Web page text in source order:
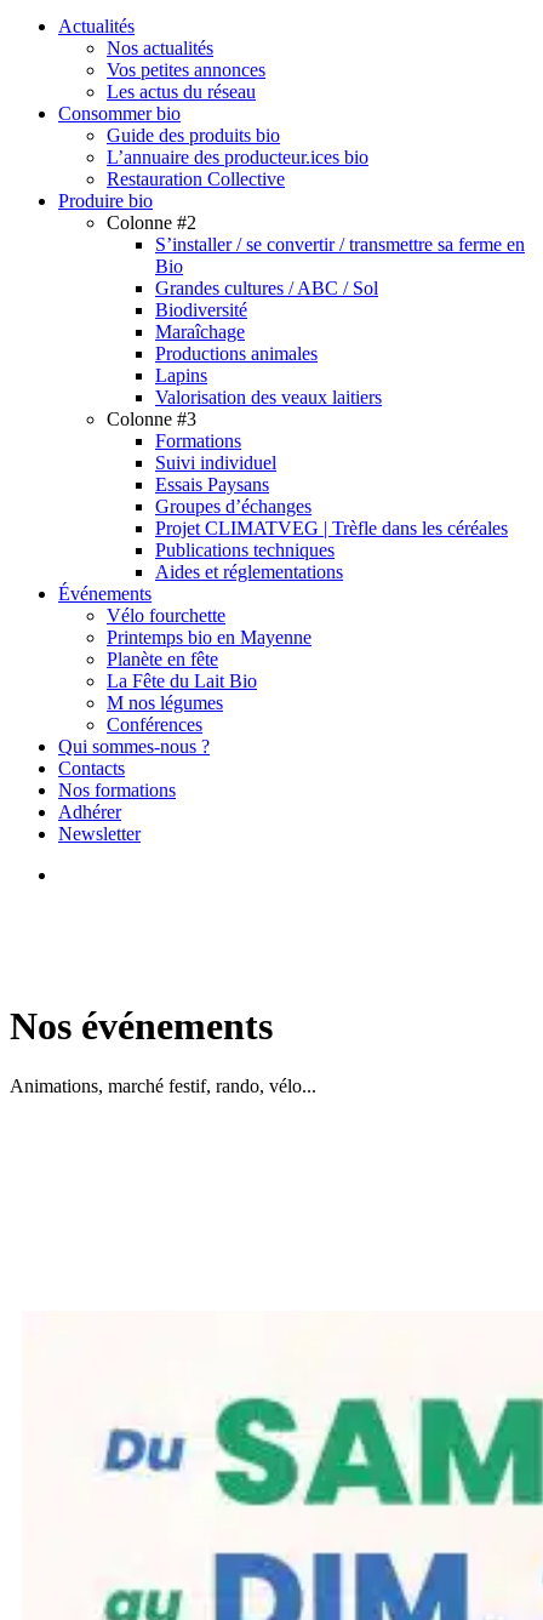
search
Menu
Actualités
Nos actualités
Vos petites annonces
Les actus du réseau
Consommer bio
Guide des produits bio
L’annuaire des producteur.ices bio
Restauration Collective
Produire bio
Colonne #2
S’installer / se convertir / transmettre sa ferme en
Bio
Grandes cultures / ABC / Sol
Biodiversité
Maraîchage
Productions animales
Lapins
Valorisation des veaux laitiers
Colonne #3
Formations
Suivi individuel
Essais Paysans
Groupes d’échanges
Projet CLIMATVEG | Trèfle dans les céréales
Publications techniques
Aides et réglementations
Événements
Vélo fourchette
Printemps bio en Mayenne
Planète en fête
La Fête du Lait Bio
M nos légumes
Conférences
Qui sommes-nous ?
Contacts
Nos formations
Adhérer
Newsletter
Nos événements
Animations, marché festif, rando, vélo...